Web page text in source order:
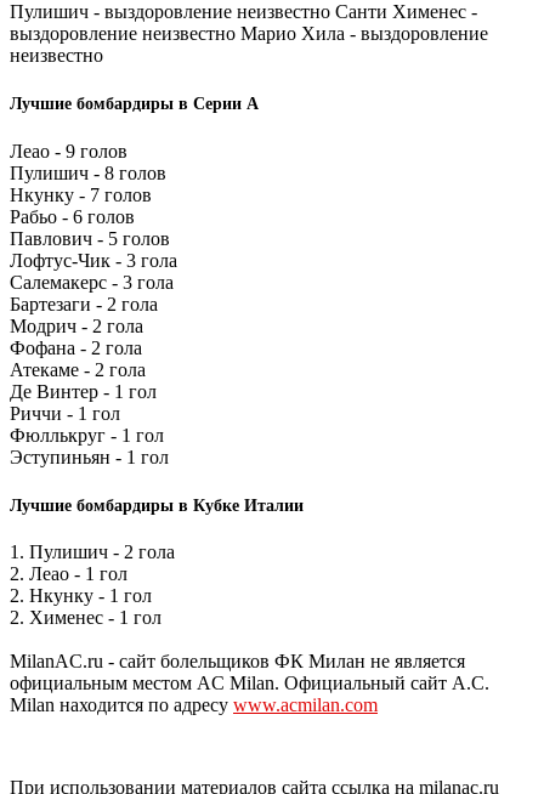
Пулишич - выздоровление неизвестно Санти Хименес -
выздоровление неизвестно Марио Хила - выздоровление
неизвестно
Лучшие бомбардиры в Серии А
Леао - 9 голов
Пулишич - 8 голов
Нкунку - 7 голов
Рабьо - 6 голов
Павлович - 5 голов
Лофтус-Чик - 3 гола
Салемакерс - 3 гола
Бартезаги - 2 гола
Модрич - 2 гола
Фофана - 2 гола
Атекаме - 2 гола
Де Винтер - 1 гол
Риччи - 1 гол
Фюллькруг - 1 гол
Эступиньян - 1 гол
Лучшие бомбардиры в Кубке Италии
1. Пулишич - 2 гола
2. Леао - 1 гол
2. Нкунку - 1 гол
2. Хименес - 1 гол
MilanAC.ru - сайт болельщиков ФК Милан не является
официальным местом AC Milan. Официальный сайт A.C.
Milan находится по адресу www.acmilan.com
При использовании материалов сайта ссылка на milanac.ru